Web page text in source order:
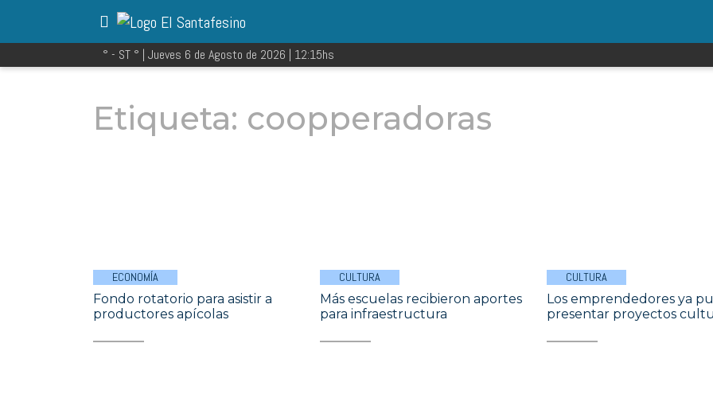
° - ST ° | Jueves 6 de Agosto de 2026 | 12:15hs
Etiqueta: coopperadoras
ECONOMÍA
Fondo rotatorio para asistir a
productores apícolas
CULTURA
Más escuelas recibieron aportes
para infraestructura
CULTURA
Los emprendedores ya
presentar proyectos